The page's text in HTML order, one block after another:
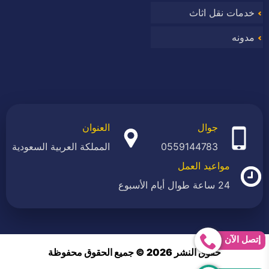
خدمات نقل اثاث
مدونه
جوال
0559144783
العنوان
المملكة العربية السعودية
مواعيد العمل
24 ساعة طوال أيام الأسبوع
حقوق النشر 2026 © جميع الحقوق محفوظة
إتصل الآن